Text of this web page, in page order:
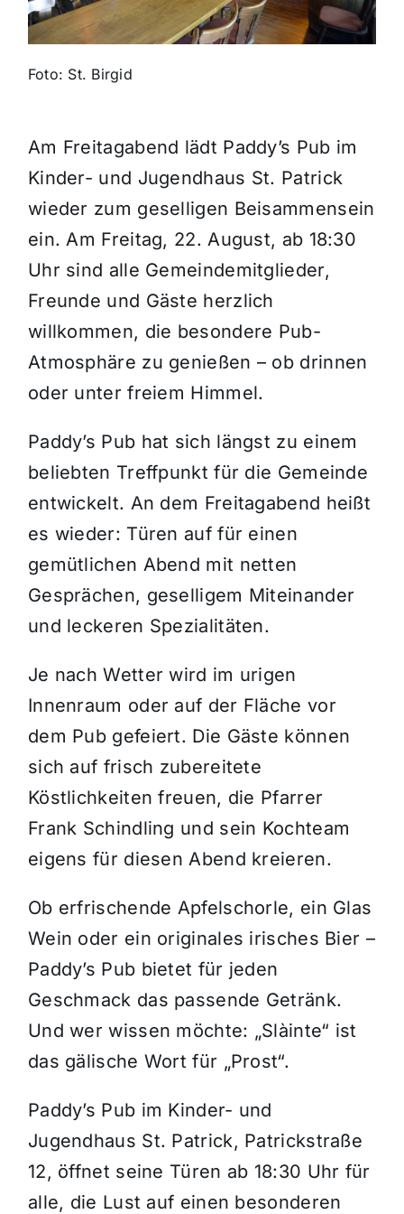
Themen und Termine
Foto: St. Birgid
Am Freitagabend lädt Paddy’s Pub im
Kinder- und Jugendhaus St. Patrick
wieder zum geselligen Beisammensein
ein. Am Freitag, 22. August, ab 18:30
Uhr sind alle Gemeindemitglieder,
Freunde und Gäste herzlich
willkommen, die besondere Pub-
Atmosphäre zu genießen – ob drinnen
oder unter freiem Himmel.
Paddy’s Pub hat sich längst zu einem
beliebten Treffpunkt für die Gemeinde
entwickelt. An dem Freitagabend heißt
es wieder: Türen auf für einen
gemütlichen Abend mit netten
Gesprächen, geselligem Miteinander
und leckeren Spezialitäten.
Je nach Wetter wird im urigen
Innenraum oder auf der Fläche vor
dem Pub gefeiert. Die Gäste können
sich auf frisch zubereitete
Köstlichkeiten freuen, die Pfarrer
Frank Schindling und sein Kochteam
eigens für diesen Abend kreieren.
Ob erfrischende Apfelschorle, ein Glas
Wein oder ein originales irisches Bier –
Paddy’s Pub bietet für jeden
Geschmack das passende Getränk.
Und wer wissen möchte: „Slàinte“ ist
das gälische Wort für „Prost“.
Paddy’s Pub im Kinder- und
Jugendhaus St. Patrick, Patrickstraße
12, öffnet seine Türen ab 18:30 Uhr für
alle, die Lust auf einen besonderen